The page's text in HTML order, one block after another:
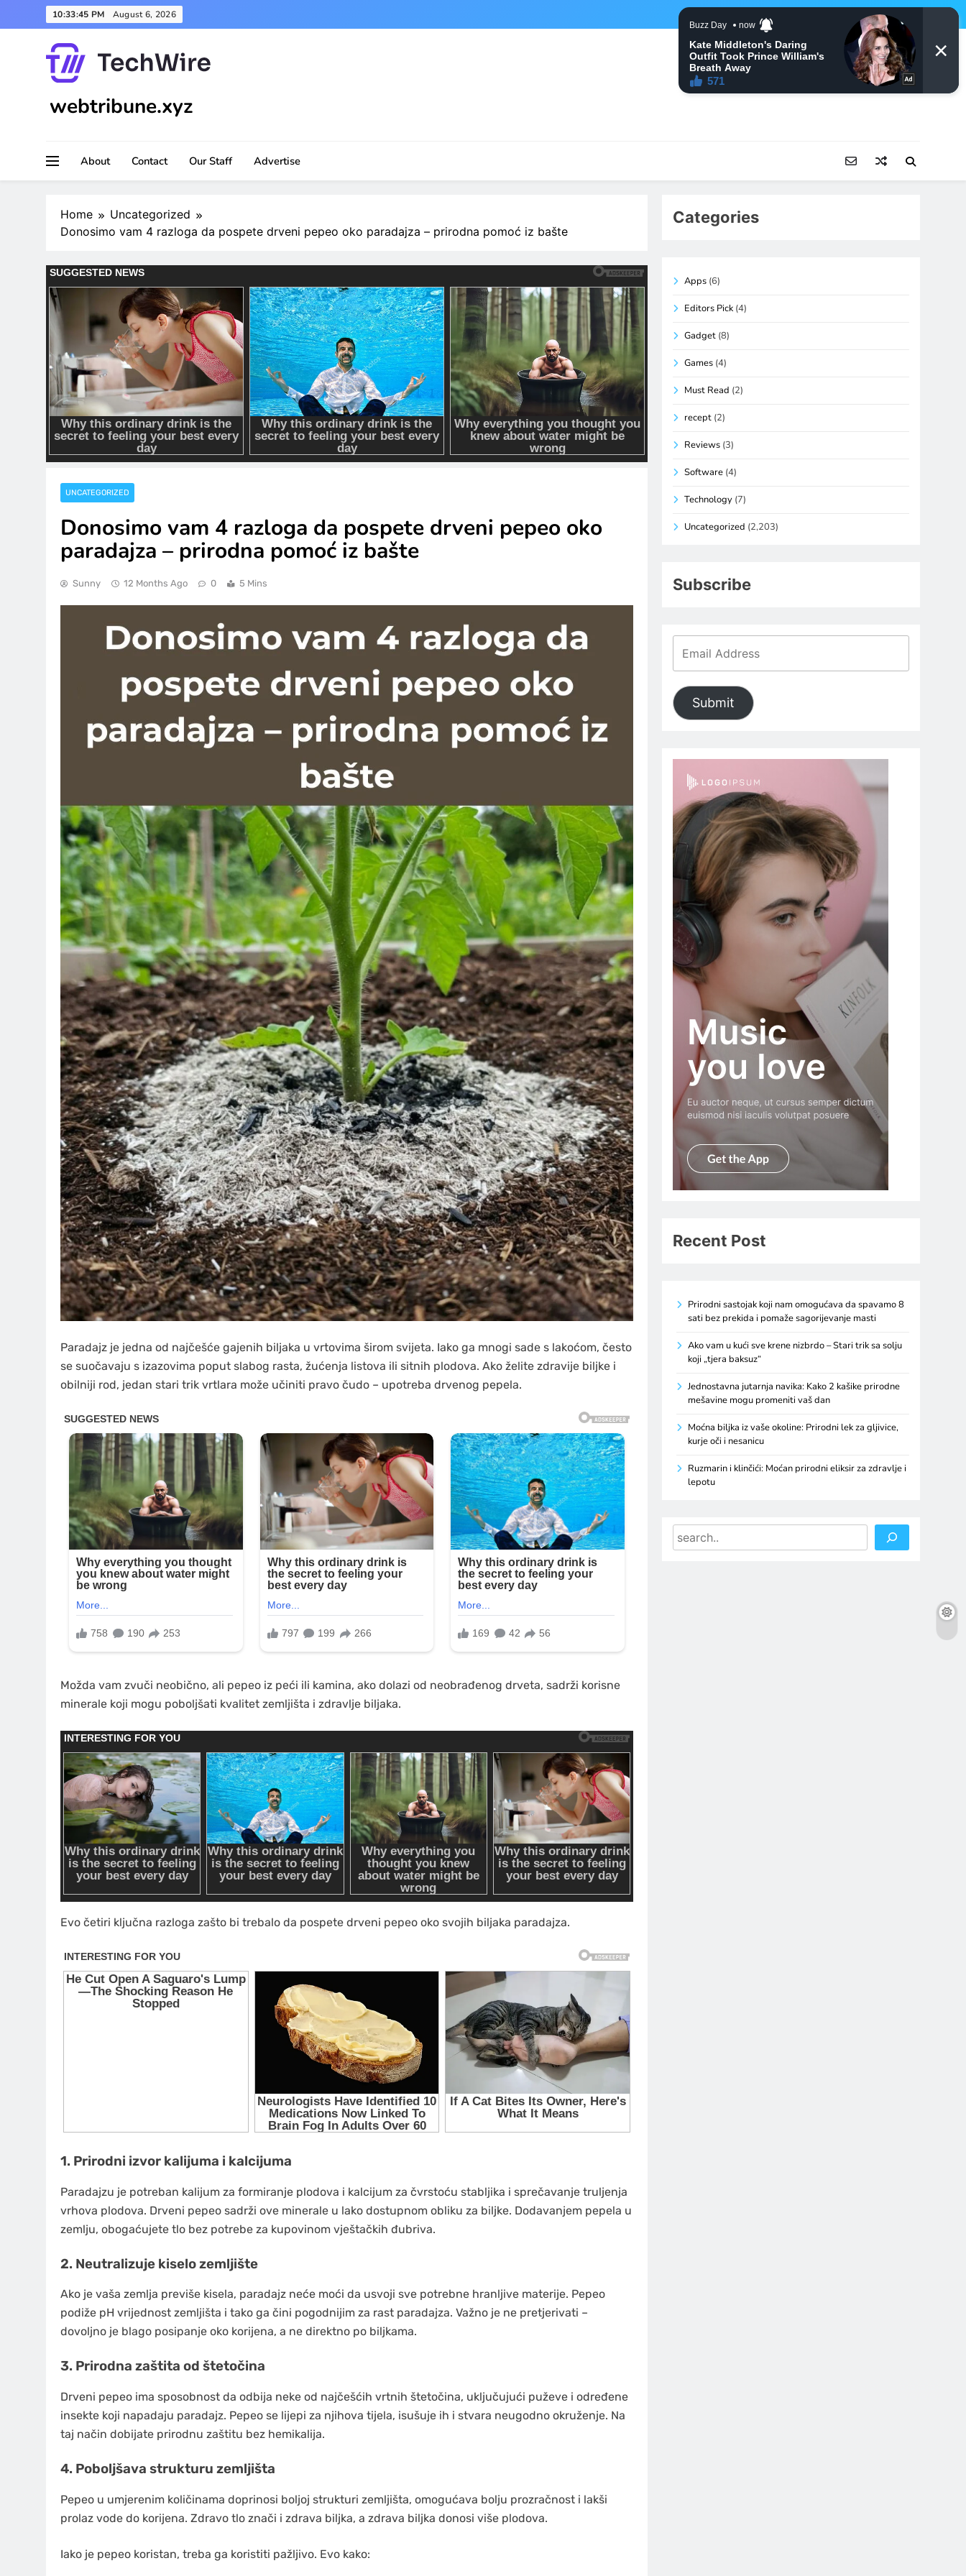
to
10:33:47 PM August 6, 2026
webtribune.xyz
About Contact Our Staff Advertise
Home
Uncategorized
Donosimo vam 4 razloga da pospete drveni pepeo oko paradajza – prirodna pomoć iz bašte
UNCATEGORIZED
Donosimo vam 4 razloga da pospete drveni pepeo oko
paradajza – prirodna pomoć iz bašte
Sunny 12 Months Ago 0 5 Mins
Paradajz je jedna od najčešće gajenih biljaka u vrtovima širom svijeta. Iako ga mnogi sade s lakoćom, često
se suočavaju s izazovima poput slabog rasta, žućenja listova ili sitnih plodova. Ako želite zdravije biljke i
obilniji rod, jedan stari trik vrtlara može učiniti pravo čudo – upotreba drvenog pepela.
Možda vam zvuči neobično, ali pepeo iz peći ili kamina, ako dolazi od neobrađenog drveta, sadrži korisne
minerale koji mogu poboljšati kvalitet zemljišta i zdravlje biljaka.
Evo četiri ključna razloga zašto bi trebalo da pospete drveni pepeo oko svojih biljaka paradajza.
1. Prirodni izvor kalijuma i kalcijuma
Paradajzu je potreban kalijum za formiranje plodova i kalcijum za čvrstoću stabljika i sprečavanje truljenja
vrhova plodova. Drveni pepeo sadrži ove minerale u lako dostupnom obliku za biljke. Dodavanjem pepela u
zemlju, obogaćujete tlo bez potrebe za kupovinom vještačkih đubriva.
2. Neutralizuje kiselo zemljište
Ako je vaša zemlja previše kisela, paradajz neće moći da usvoji sve potrebne hranljive materije. Pepeo
podiže pH vrijednost zemljišta i tako ga čini pogodnijim za rast paradajza. Važno je ne pretjerivati –
dovoljno je blago posipanje oko korijena, a ne direktno po biljkama.
3. Prirodna zaštita od štetočina
Drveni pepeo ima sposobnost da odbija neke od najčešćih vrtnih štetočina, uključujući puževe i određene
insekte koji napadaju paradajz. Pepeo se lijepi za njihova tijela, isušuje ih i stvara neugodno okruženje. Na
taj način dobijate prirodnu zaštitu bez hemikalija.
4. Poboljšava strukturu zemljišta
Pepeo u umjerenim količinama doprinosi boljoj strukturi zemljišta, omogućava bolju prozračnost i lakši
prolaz vode do korijena. Zdravo tlo znači i zdrava biljka, a zdrava biljka donosi više plodova.
Iako je pepeo koristan, treba ga koristiti pažljivo. Evo kako:
Categories
Apps (6)
Editors Pick (4)
Gadget (8)
Games (4)
Must Read (2)
recept (2)
Reviews (3)
Software (4)
Technology (7)
Uncategorized (2,203)
Subscribe
Submit
Recent Post
Prirodni sastojak koji nam omogućava da spavamo 8
sati bez prekida i pomaže sagorijevanje masti
Ako vam u kući sve krene nizbrdo – Stari trik sa solju
koji „tjera baksuz“
Jednostavna jutarnja navika: Kako 2 kašike prirodne
mešavine mogu promeniti vaš dan
Moćna biljka iz vaše okoline: Prirodni lek za gljivice,
kurje oči i nesanicu
Ruzmarin i klinčići: Moćan prirodni eliksir za zdravlje i
lepotu
Search